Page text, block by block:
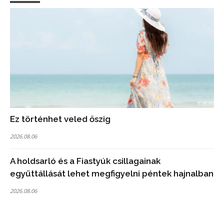
Ez történhet veled őszig
2026.08.06
A holdsarló és a Fiastyúk csillagainak
együttállását lehet megfigyelni péntek hajnalban
2026.08.06